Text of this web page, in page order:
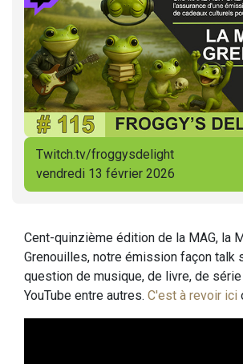
Twitch.tv/froggysdelight
vendredi 13 février 2026
Cent-quinzième édition de la MAG, la
Grenouilles, notre émission façon talk
question de musique, de livre, de
YouTube entre autres. C'est à revoir ici